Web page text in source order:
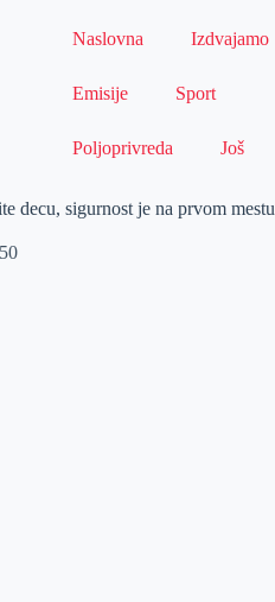
Naslovna Izdvajamo
Emisije Sport
Poljoprivreda Još
decu, sigurnost je na prvom mestu